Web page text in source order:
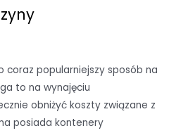
coraz popularniejszy sposób na
to na wynajęciu
obniżyć koszty związane z
posiada kontenery